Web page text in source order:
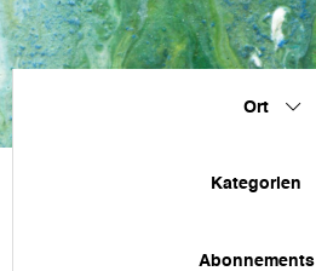
Ort
Kategorien
Abonnements